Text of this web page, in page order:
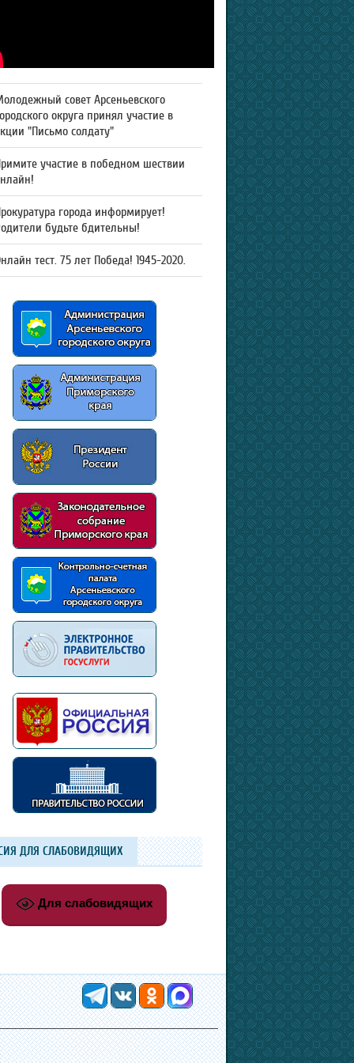
совет Арсеньевского
округа принял участие в
"Письмо солдату"
участие в победном шествии
города информирует!
будьте бдительны!
тест. 75 лет Победа! 1945-2020.
ДЛЯ СЛАБОВИДЯЩИХ
Для слабовидящих